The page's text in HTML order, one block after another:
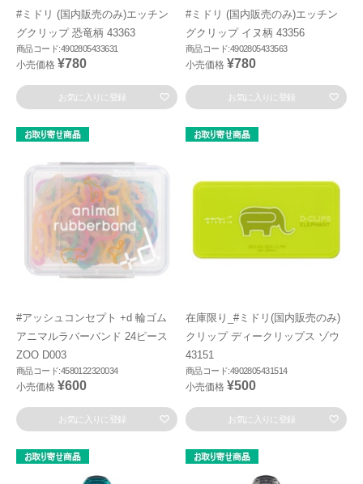
#ミドリ (国内販売のみ)エッチン
グクリップ 恐竜柄 43363
商品コード:4902805433631
小売価格 ¥780
お気に入りに登録
#ミドリ (国内販売のみ)エッチン
グクリップ イヌ柄 43356
商品コード:4902805433563
小売価格 ¥780
お気に入りに登録
#アッシュコンセプト +d 輪ゴム
アニマルラバーバンド 24ピース
ZOO D003
商品コード:4580122320034
小売価格 ¥600
お気に入りに登録
在庫限り_#ミドリ(国内販売のみ)
クリップ ディークリップス ゾウ
43151
商品コード:4902805431514
小売価格 ¥500
お気に入りに登録